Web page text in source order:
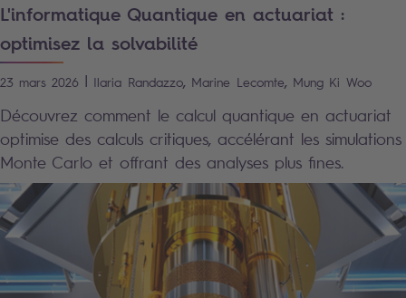
L'informatique Quantique en actuariat :
optimisez la solvabilité
23 mars 2026 | Ilaria Randazzo, Marine Lecomte, Mung Ki Woo
Découvrez comment le calcul quantique en actuariat
optimise des calculs critiques, accélérant les simulations
Monte Carlo et offrant des analyses plus fines.